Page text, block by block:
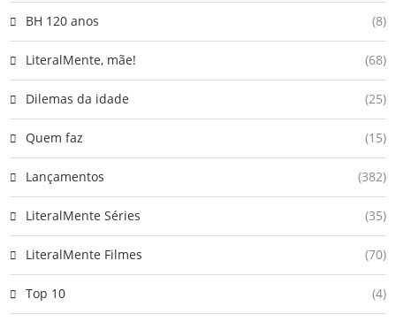
BH 120 anos (8)
LiteralMente, mãe! (68)
Dilemas da idade (25)
Quem faz (15)
Lançamentos (382)
LiteralMente Séries (35)
LiteralMente Filmes (70)
Top 10 (4)